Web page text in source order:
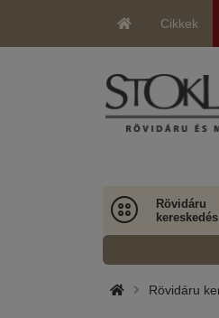
Cikkek
Rövidáru
kereskedés
Rövidáru